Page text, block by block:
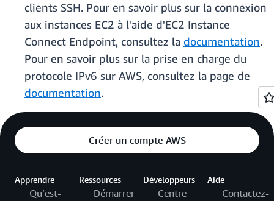
clients SSH. Pour en savoir plus sur la connexion
aux instances EC2 à l'aide d'EC2 Instance
Connect Endpoint, consultez la documentation.
Pour en savoir plus sur la prise en charge du
protocole IPv6 sur AWS, consultez la page de
documentation.
Créer un compte AWS
Apprendre
Qu’est-
Ressources
Démarrer
Développeurs
Centre
Aide
Contactez-